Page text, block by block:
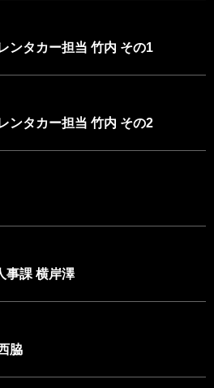
ンタカー担当 竹内 その1
ンタカー担当 竹内 その2
事課 横岸澤
脇